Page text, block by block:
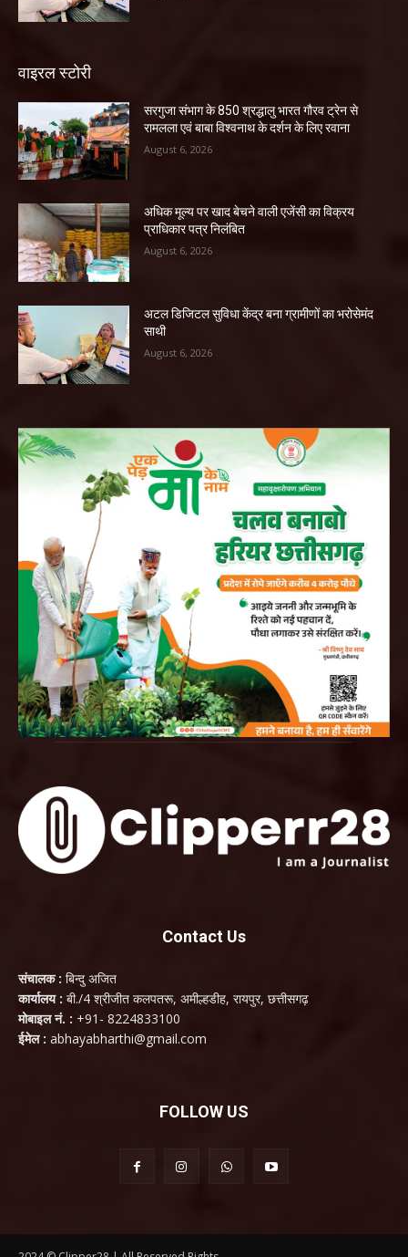
वाइरल स्टोरी
सरगुजा संभाग के 850 श्रद्धालु भारत गौरव ट्रेन से
रामलला एवं बाबा विश्वनाथ के दर्शन के लिए रवाना
August 6, 2026
अधिक मूल्य पर खाद बेचने वाली एजेंसी का विक्रय
प्राधिकार पत्र निलंबित
August 6, 2026
अटल डिजिटल सुविधा केंद्र बना ग्रामीणों का भरोसेमंद
साथी
August 6, 2026
Contact Us
संचालक : बिन्दु अजित
कार्यालय : बी./4 श्रीजीत कलपतरू, अमील्हडीह, रायपुर, छत्तीसगढ़
मोबाइल नं. : +91- 8224833100
ईमेल : abhayabharthi@gmail.com
FOLLOW US